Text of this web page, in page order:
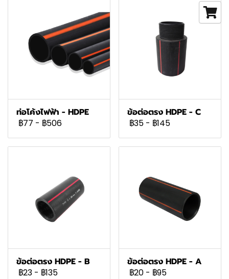
ท่อโค้งไฟฟ้า - HDPE
฿77 - ฿506
ข้อต่อตรง HDPE - C
฿35 - ฿145
ข้อต่อตรง HDPE - B
฿23 - ฿135
ข้อต่อตรง HDPE - A
฿20 - ฿95